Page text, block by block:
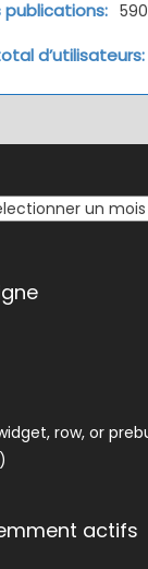
publications: 590
d’utilisateurs:
row, or
actifs